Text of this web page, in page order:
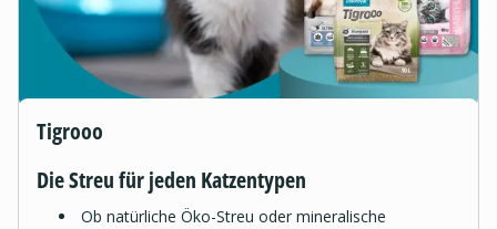
Tigrooo
Die Streu für jeden Katzentypen
Ob natürliche Öko-Streu oder mineralische